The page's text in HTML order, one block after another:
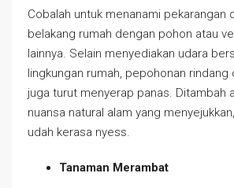
Cobalah untuk menanami pekarangan
belakang rumah dengan pohon atau
lainnya. Selain menyediakan udara
lingkungan rumah, pepohonan rindang
juga turut menyerap panas. Ditambah
nuansa natural alam yang
udah kerasa nyess.
Tanaman Merambat